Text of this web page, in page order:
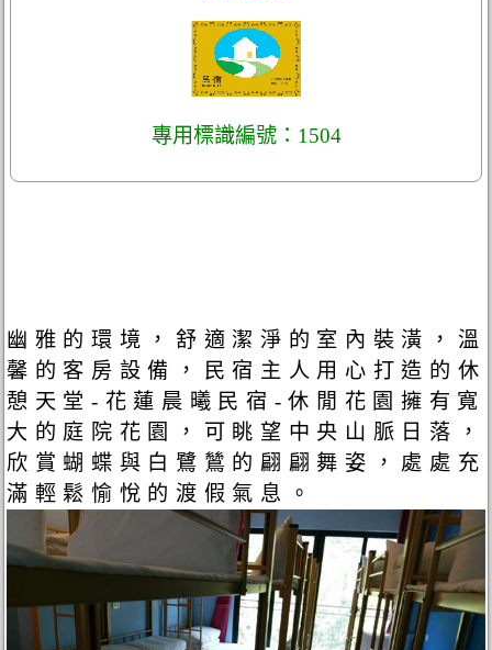
專用標識編號：1504
幽雅的環境，舒適潔淨的室內裝潢，溫
馨的客房設備，民宿主人用心打造的休
憩天堂-花蓮晨曦民宿-休閒花園擁有寬
大的庭院花園，可眺望中央山脈日落，
欣賞蝴蝶與白鷺鷥的翩翩舞姿，處處充
滿輕鬆愉悅的渡假氣息。